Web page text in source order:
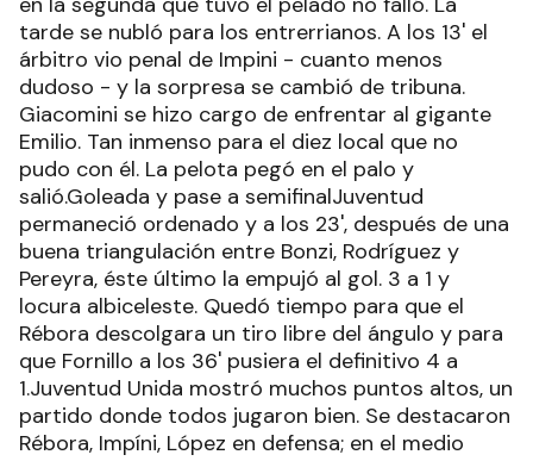
tarde se nubló para los entrerrianos. A los 13' el
árbitro vio penal de Impini - cuanto menos
dudoso - y la sorpresa se cambió de tribuna.
Giacomini se hizo cargo de enfrentar al gigante
Emilio. Tan inmenso para el diez local que no
pudo con él. La pelota pegó en el palo y
salió.Goleada y pase a semifinalJuventud
permaneció ordenado y a los 23', después de una
buena triangulación entre Bonzi, Rodríguez y
Pereyra, éste último la empujó al gol. 3 a 1 y
locura albiceleste. Quedó tiempo para que el
Rébora descolgara un tiro libre del ángulo y para
que Fornillo a los 36' pusiera el definitivo 4 a
1.Juventud Unida mostró muchos puntos altos, un
partido donde todos jugaron bien. Se destacaron
Rébora, Impíni, López en defensa; en el medio